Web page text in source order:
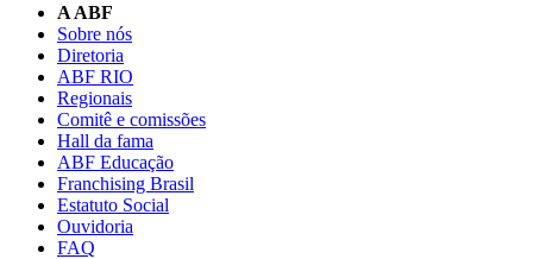
A ABF
Sobre nós
Diretoria
ABF RIO
Regionais
Comitê e comissões
Hall da fama
ABF Educação
Franchising Brasil
Estatuto Social
Ouvidoria
FAQ